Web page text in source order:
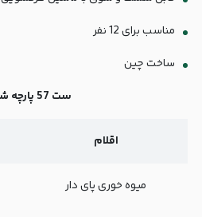
مناسب برای 12 نفر
ساخت چین
ست 57 پارچه شامل :
اقلام
میوه خوری پای دار